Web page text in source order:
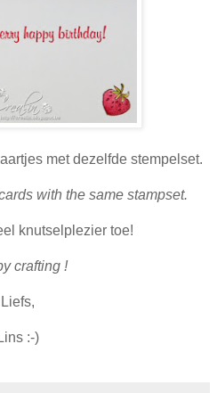
met dezelfde stempelset.
with the same stampset.
knutselplezier toe!
crafting !
Liefs,
Lins :-)